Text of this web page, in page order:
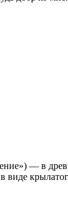
— в
виде